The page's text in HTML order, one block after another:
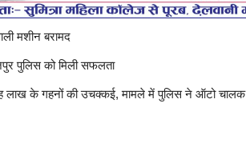
मशीन बरामद
पुलिस को मिली सफलता
के गहनों की उचक्कई, मामले में पुलिस ने ऑटो चालक